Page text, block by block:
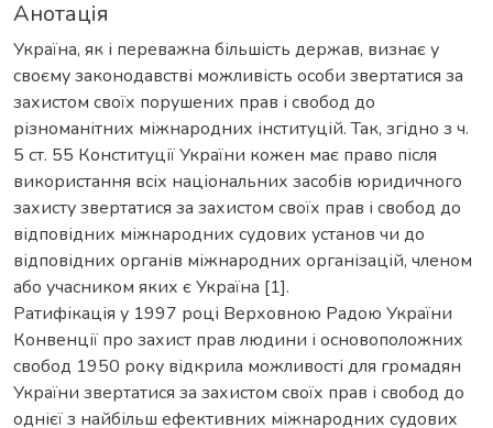
Анотація
Україна, як і переважна більшість держав, визнає у
своєму законодавстві можливість особи звертатися за
захистом своїх порушених прав і свобод до
різноманітних міжнародних інституцій. Так, згідно з ч.
5 ст. 55 Конституції України кожен має право після
використання всіх національних засобів юридичного
захисту звертатися за захистом своїх прав і свобод до
відповідних міжнародних судових установ чи до
відповідних органів міжнародних організацій, членом
або учасником яких є Україна [1].
Ратифікація у 1997 році Верховною Радою України
Конвенції про захист прав людини і основоположних
свобод 1950 року відкрила можливості для громадян
України звертатися за захистом своїх прав і свобод до
однієї з найбільш ефективних міжнародних судових